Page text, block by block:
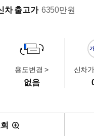
차 출고가 6350만원
용도변경 >
없음
신차